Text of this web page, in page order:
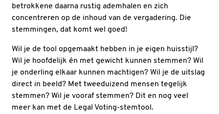
betrokkene daarna rustig ademhalen en zich
concentreren op de inhoud van de vergadering. Die
stemmingen, dat komt wel goed!
Wil je de tool opgemaakt hebben in je eigen huisstijl?
Wil je hoofdelijk én met gewicht kunnen stemmen? Wil
je onderling elkaar kunnen machtigen? Wil je de uitslag
direct in beeld? Met tweeduizend mensen tegelijk
stemmen? Wil je vooraf stemmen? Dit en nog veel
meer kan met de Legal Voting-stemtool.